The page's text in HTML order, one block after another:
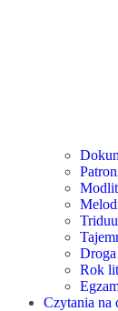
Rok
Czytania na